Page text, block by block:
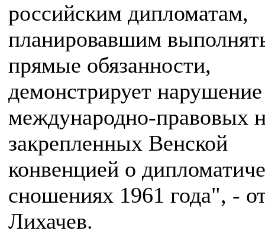
российским дипломатам,
планировавшим
прямые обязанности,
демонстрирует нарушение
международно-правовых
закрепленных Венской
конвенцией о
сношениях 1961 года", -
Лихачев.